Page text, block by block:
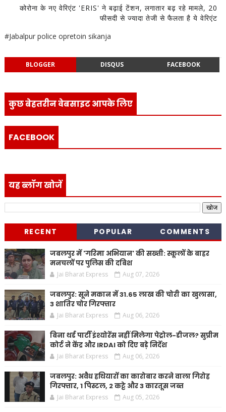
कोरोना के नए वेरिएंट 'ERIS' ने बढ़ाई टेंशन, लगातार बढ़ रहे मामले, 20
फीसदी से ज्यादा तेजी से फैलता है ये वेरिएंट
#Jabalpur police opretoin sikanja
BLOGGER DISQUS FACEBOOK
कुछ बेहतरीन वेबसाइट आपके लिए
FACEBOOK
यह ब्लॉग खोजें
RECENT POPULAR COMMENTS
जबलपुर में 'गरिमा अभियान' की सख्ती: स्कूलों के बाहर
मनचलों पर पुलिस की दबिश
Jai Bharat Express Aug 07, 2026
जबलपुर: सूने मकान में 31.65 लाख की चोरी का खुलासा,
3 शातिर चोर गिरफ्तार
Jai Bharat Express Aug 06, 2026
बिना थर्ड पार्टी इंश्योरेंस नहीं मिलेगा पेट्रोल-डीजल? सुप्रीम
कोर्ट ने केंद्र और IRDAI को दिए बड़े निर्देश
Jai Bharat Express Aug 06, 2026
जबलपुर: अवैध हथियारों का कारोबार करने वाला गिरोह
गिरफ्तार, 1 पिस्टल, 2 कट्टे और 3 कारतूस जब्त
Jai Bharat Express Aug 05, 2026